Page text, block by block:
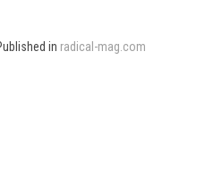
in radical-mag.com